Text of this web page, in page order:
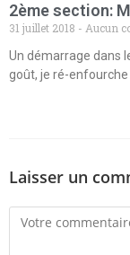
2ème section:
31 juillet 2018
Aucun
Un démarrage dans
goût, je ré-
Laisser un